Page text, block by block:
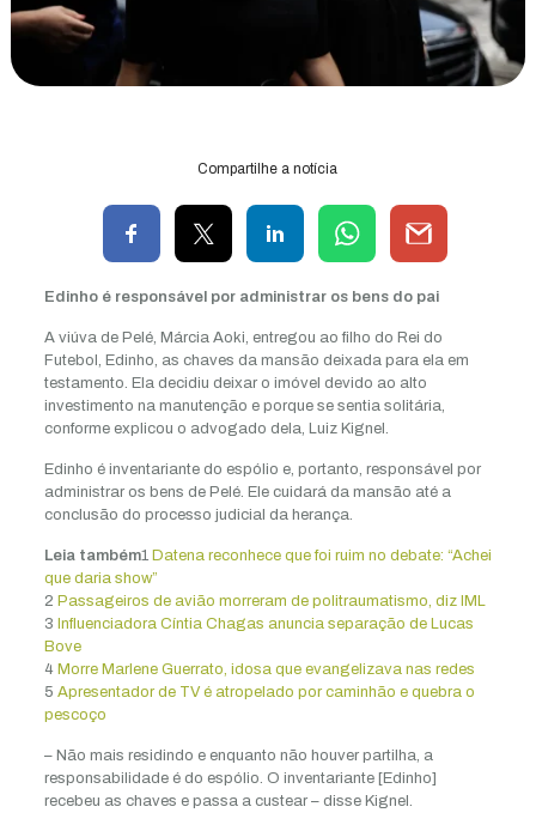
Compartilhe a notícia
Edinho é responsável por administrar os bens do pai
A viúva de Pelé, Márcia Aoki, entregou ao filho do Rei do
Futebol, Edinho, as chaves da mansão deixada para ela em
testamento. Ela decidiu deixar o imóvel devido ao alto
investimento na manutenção e porque se sentia solitária,
conforme explicou o advogado dela, Luiz Kignel.
Edinho é inventariante do espólio e, portanto, responsável por
administrar os bens de Pelé. Ele cuidará da mansão até a
conclusão do processo judicial da herança.
Leia também1 Datena reconhece que foi ruim no debate: “Achei
que daria show”
2 Passageiros de avião morreram de politraumatismo, diz IML
3 Influenciadora Cíntia Chagas anuncia separação de Lucas
Bove
4 Morre Marlene Guerrato, idosa que evangelizava nas redes
5 Apresentador de TV é atropelado por caminhão e quebra o
pescoço
– Não mais residindo e enquanto não houver partilha, a
responsabilidade é do espólio. O inventariante [Edinho]
recebeu as chaves e passa a custear – disse Kignel.